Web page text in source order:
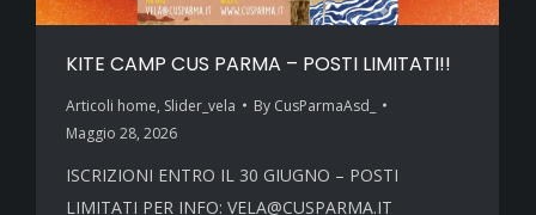
KITE CAMP CUS PARMA – POSTI LIMITATI!!
Articoli home, Slider_vela By CusParmaAsd_
Maggio 28, 2026
ISCRIZIONI ENTRO IL 30 GIUGNO – POSTI
LIMITATI PER INFO: VELA@CUSPARMA.IT